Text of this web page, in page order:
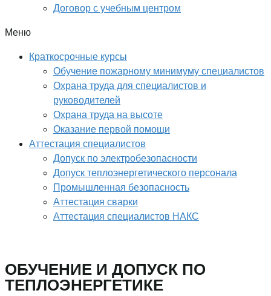
Договор с учебным центром
Меню
Краткосрочные курсы
Обучение пожарному минимуму специалистов
Охрана труда для специалистов и
руководителей
Охрана труда на высоте
Оказание первой помощи
Аттестация специалистов
Допуск по электробезопасности
Допуск теплоэнергетического персонала
Промышленная безопасность
Аттестация сварки
Аттестация специалистов НАКС
ОБУЧЕНИЕ И ДОПУСК ПО
ТЕПЛОЭНЕРГЕТИКЕ